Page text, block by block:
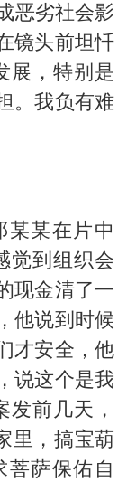
恶劣社会影
镜头前坦忏
展，特别是
。我负有难
某在片中
觉到组织会
现金清了一
他说到时候
才安全，他
说这个是我
前几天，
里，搞宝葫
萨保佑自